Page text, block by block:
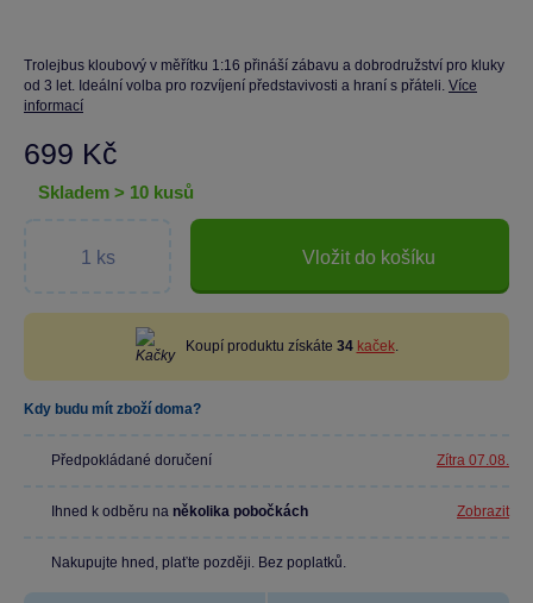
Trolejbus kloubový v měřítku 1:16 přináší zábavu a dobrodružství pro kluky
od 3 let. Ideální volba pro rozvíjení představivosti a hraní s přáteli. Více
informací
699 Kč
skladem > 10 kusů
Vložit do košíku
Koupí produktu získáte 34 kaček.
Kdy budu mít zboží doma?
Předpokládané doručení Zítra 07.08.
Ihned k odběru na několika pobočkách Zobrazit
Nakupujte hned, plaťte později. Bez poplatků.